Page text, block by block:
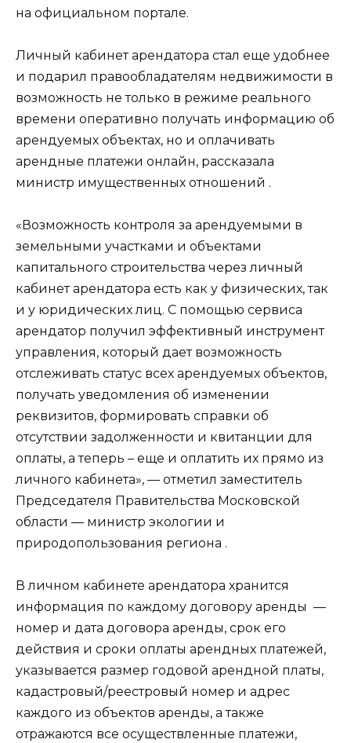
на официальном портале.
Личный кабинет арендатора стал еще удобнее
и подарил правообладателям недвижимости в
возможность не только в режиме реального
времени оперативно получать информацию об
арендуемых объектах, но и оплачивать
арендные платежи онлайн, рассказала
министр имущественных отношений .
«Возможность контроля за арендуемыми в
земельными участками и объектами
капитального строительства через личный
кабинет арендатора есть как у физических, так
и у юридических лиц. С помощью сервиса
арендатор получил эффективный инструмент
управления, который дает возможность
отслеживать статус всех арендуемых объектов,
получать уведомления об изменении
реквизитов, формировать справки об
отсутствии задолженности и квитанции для
оплаты, а теперь – еще и оплатить их прямо из
личного кабинета», — отметил заместитель
Председателя Правительства Московской
области — министр экологии и
природопользования региона .
В личном кабинете арендатора хранится
информация по каждому договору аренды —
номер и дата договора аренды, срок его
действия и сроки оплаты арендных платежей,
указывается размер годовой арендной платы,
кадастровый/реестровый номер и адрес
каждого из объектов аренды, а также
отражаются все осуществленные платежи,